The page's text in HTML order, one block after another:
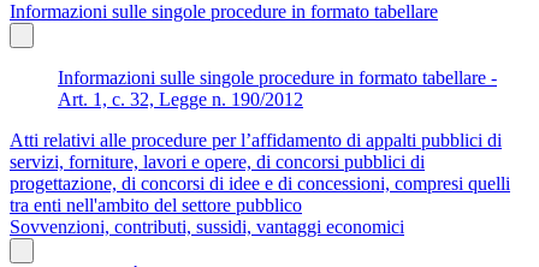
Informazioni sulle singole procedure in formato tabellare
Informazioni sulle singole procedure in formato tabellare -
Art. 1, c. 32, Legge n. 190/2012
Atti relativi alle procedure per l’affidamento di appalti pubblici di
servizi, forniture, lavori e opere, di concorsi pubblici di
progettazione, di concorsi di idee e di concessioni, compresi quelli
tra enti nell'ambito del settore pubblico
Sovvenzioni, contributi, sussidi, vantaggi economici